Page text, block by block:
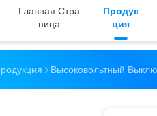
Главная Стра
Ница
Продук
Ция
Высоковольтный